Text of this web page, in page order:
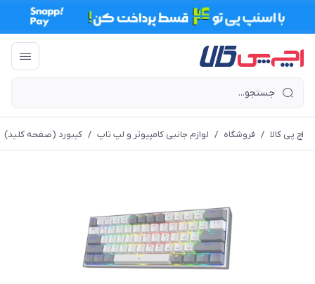
اچ پی کالا / فروشگاه / لوازم جانبی کامپیوتر و لپ تاپ / کیبورد (صفحه کلید)